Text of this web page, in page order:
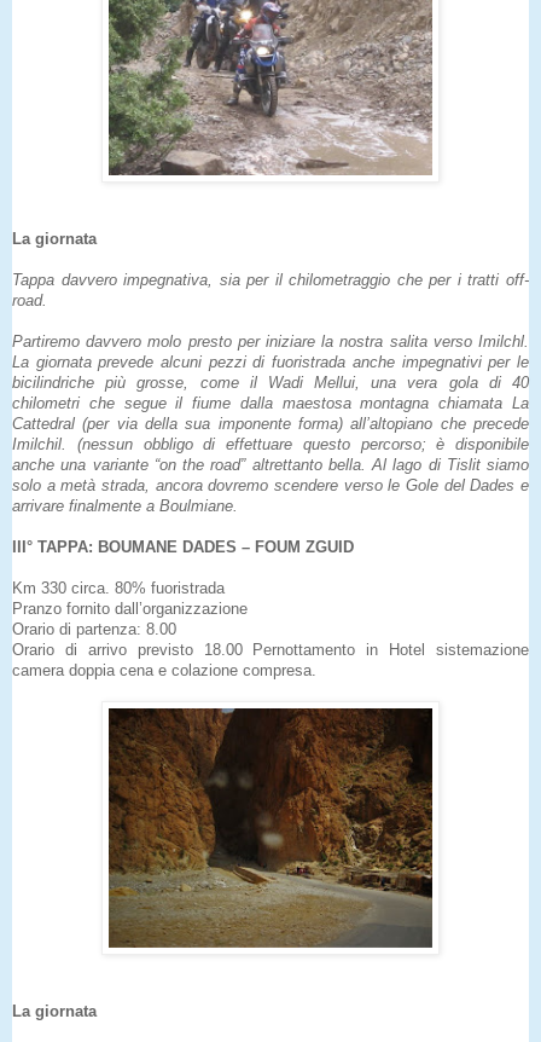
La giornata
Tappa davvero impegnativa, sia per il chilometraggio che per i tratti off-
road.
Partiremo davvero molo presto per iniziare la nostra salita verso Imilchl.
La giornata prevede alcuni pezzi di fuoristrada anche impegnativi per le
bicilindriche più grosse, come il Wadi Mellui, una vera gola di 40
chilometri che segue il fiume dalla maestosa montagna chiamata La
Cattedral (per via della sua imponente forma) all’altopiano che precede
Imilchil. (nessun obbligo di effettuare questo percorso; è disponibile
anche una variante “on the road” altrettanto bella. Al lago di Tislit siamo
solo a metà strada, ancora dovremo scendere verso le Gole del Dades e
arrivare finalmente a Boulmiane.
III° TAPPA: BOUMANE DADES – FOUM ZGUID
Km 330 circa. 80% fuoristrada
Pranzo fornito dall’organizzazione
Orario di partenza: 8.00
Orario di arrivo previsto 18.00 Pernottamento in Hotel sistemazione
camera doppia cena e colazione compresa.
La giornata